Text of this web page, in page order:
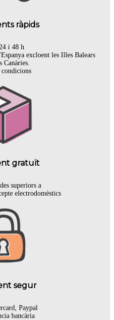
ràpids
i 48 h
excloent les Illes Balears
Canàries.
gratuït
superiors a
electrodomèstics
segur
Paypal
bancària